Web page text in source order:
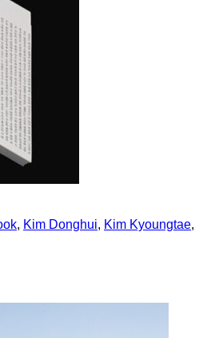
, Kim Donghui, Kim Kyoungtae,